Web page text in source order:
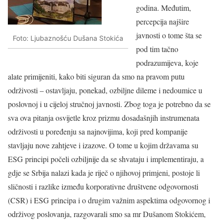
Foto: Ljubaznošću Dušana Stokića
godina. Međutim,
percepcija najšire
javnosti o tome šta se
pod tim tačno
podrazumijeva, koje
alate primijeniti, kako biti siguran da smo na pravom putu
održivosti – ostavljaju, ponekad, ozbiljne dileme i nedoumice u
poslovnoj i u cijeloj stručnoj javnosti. Zbog toga je potrebno da se
sva ova pitanja osvijetle kroz prizmu dosadašnjih instrumenata
održivosti u poređenju sa najnovijima, koji pred kompanije
stavljaju nove zahtjeve i izazove. O tome u kojim državama su
ESG principi počeli ozbiljnije da se shvataju i implementiraju, a
gdje se Srbija nalazi kada je riječ o njihovoj primjeni, postoje li
sličnosti i razlike između korporativne društvene odgovornosti
(CSR) i ESG principa i o drugim važnim aspektima odgovornog i
održivog poslovanja, razgovarali smo sa mr Dušanom Stokićem,